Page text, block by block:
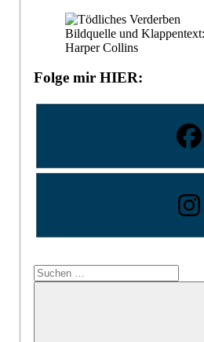
Bildquelle und
Harper Collins
Folge mir HIER:
Suchen
nach: